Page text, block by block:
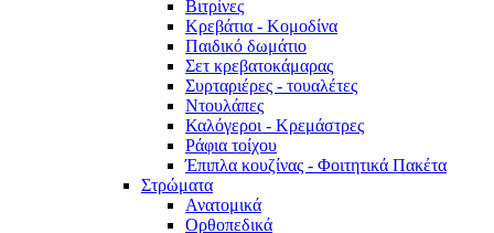
Βιτρίνες
Κρεβάτια - Κομοδίνα
Παιδικό δωμάτιο
Σετ κρεβατοκάμαρας
Συρταριέρες - τουαλέτες
Ντουλάπες
Καλόγεροι - Κρεμάστρες
Ράφια τοίχου
Έπιπλα κουζίνας - Φοιτητικά Πακέτα
Στρώματα
Ανατομικά
Ορθοπεδικά